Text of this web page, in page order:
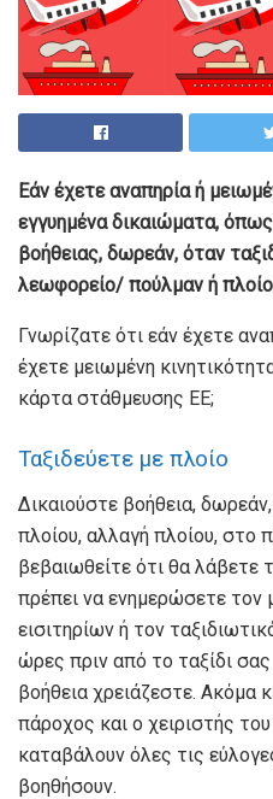
Εάν έχετε αναπηρία ή
εγγυημένα δικαιώματα,
βοήθειας, δωρεάν, όταν
λεωφορείο/ πούλμαν ή
Γνωρίζατε ότι εάν έχετε
έχετε μειωμένη
κάρτα στάθμευσης ΕΕ;
Ταξιδεύετε με πλοίο
Δικαιούστε βοήθεια,
πλοίου, αλλαγή πλοίου, στο
βεβαιωθείτε ότι θα λάβετε
πρέπει να ενημερώσετε
εισιτηρίων ή τον
ώρες πριν από το ταξίδι σας
βοήθεια χρειάζεστε. Ακόμα
πάροχος και ο χειριστής
καταβάλουν όλες τις
βοηθήσουν.